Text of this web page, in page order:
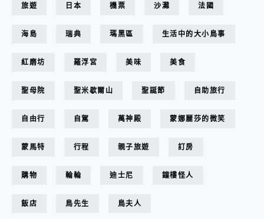
旅遊 日本 機票 沙灘 法國
海島 瑞典 瑪黑區 生活中的大小鳥事
紅磨坊 羅浮宮 美味 美食
聖母院 聖米歇爾山 聖誕節 自助旅行
自由行 自駕 萬神殿 蒙娜麗莎的微笑
蒙馬特 行程 親子旅遊 訂房
購物 輪輪 迪士尼 鐘樓怪人
飯店 鳥先生 鳥夫人